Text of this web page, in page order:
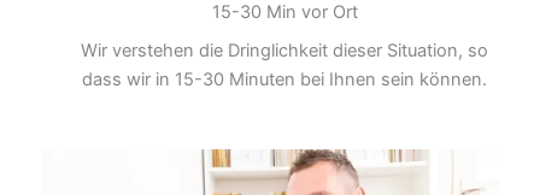
15-30 Min vor Ort
Wir verstehen die Dringlichkeit dieser Situation, so
dass wir in 15-30 Minuten bei Ihnen sein können.